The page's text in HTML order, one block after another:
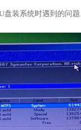
装系统时遇到的问题